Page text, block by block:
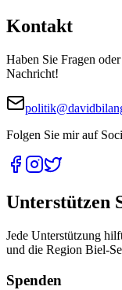
Kontakt
Haben Sie Fragen
Nachricht!
Folgen Sie mir auf
Unterstützen
Jede Unterstützung
und die Region Biel-
Spenden